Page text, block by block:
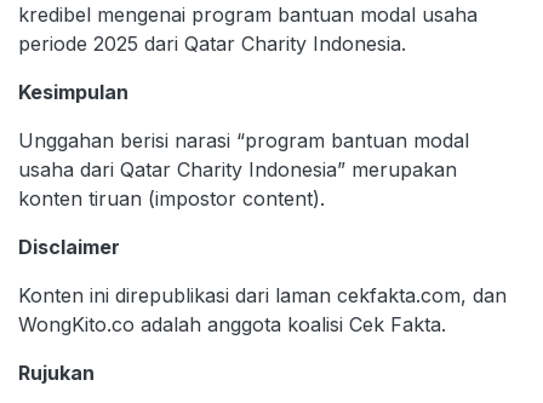
kredibel mengenai program bantuan modal usaha
periode 2025 dari Qatar Charity Indonesia.
Kesimpulan
Unggahan berisi narasi “program bantuan modal
usaha dari Qatar Charity Indonesia” merupakan
konten tiruan (impostor content).
Disclaimer
Konten ini direpublikasi dari laman cekfakta.com, dan
WongKito.co adalah anggota koalisi Cek Fakta.
Rujukan